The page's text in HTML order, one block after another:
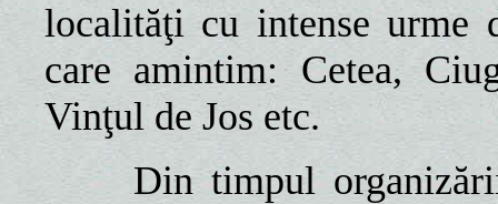
localităţi cu intense urme
care amintim: Cetea,
Vinţul de Jos etc.
Din timpul organizării